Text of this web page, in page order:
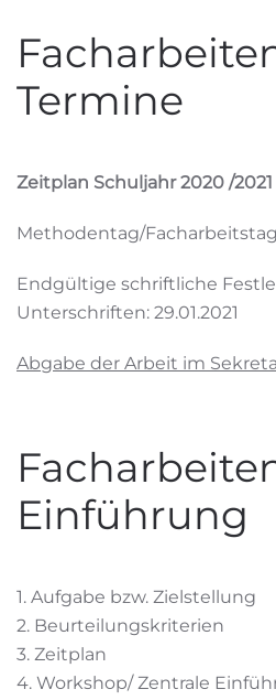
Termine
Zeitplan Schuljahr 2020 /2021
Methodentag/Facharbeitstag
Endgültige schriftliche
Unterschriften: 29.01.2021
Abgabe der Arbeit im
Einführung
1. Aufgabe bzw. Zielstellung
2. Beurteilungskriterien
3. Zeitplan
4. Workshop/ Zentrale